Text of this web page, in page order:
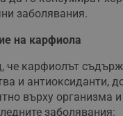
заболявания.
на карфиола
че карфиолът
и антиоксиданти,
върху организма
заболявания: